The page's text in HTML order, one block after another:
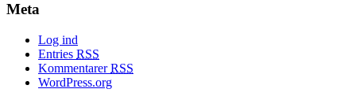
Meta
Log ind
Entries RSS
KommentarerRSS
WordPress.org